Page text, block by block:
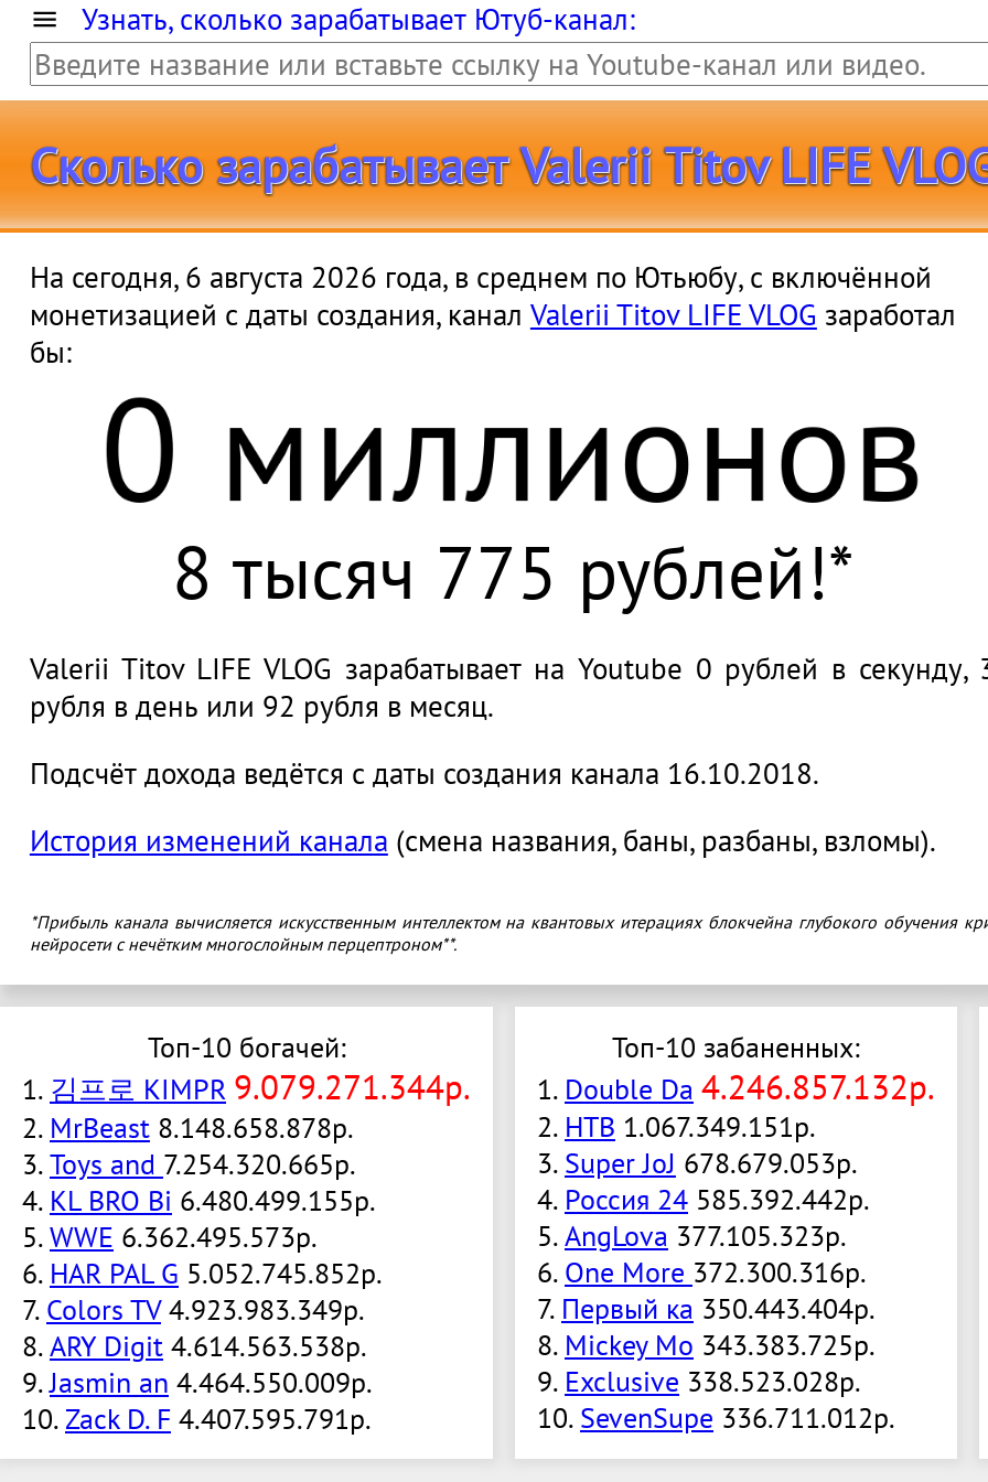
Узнать, сколько зарабатывает Ютуб-канал:
Сколько зарабатывает Valerii Titov LIFE
На сегодня, 6 августа 2026 года, в среднем по Ютьюбу, с включённой
монетизацией с даты создания, канал Valerii Titov LIFE VLOG заработал
бы:
0 миллионов
8 тысяч 775 рублей!*
Valerii Titov LIFE VLOG зарабатывает на Youtube 0 рублей в секунду,
рубля в день или 92 рубля в месяц.
Подсчёт дохода ведётся с даты создания канала 16.10.2018.
История изменений канала (смена названия, баны, разбаны, взломы).
*Прибыль канала вычисляется искусственным интеллектом на квантовых итерациях блокчейна глубокого обучения
нейросети с нечётким многослойным перцептроном**.
Топ-10 богачей:
1. 김프로 KIMPR 9.079.271.344р.
2. MrBeast 8.148.658.878р.
3.Toys and 7.254.320.665р.
4. KL BRO Bi 6.480.499.155р.
5.WWE 6.362.495.573р.
6. HAR PAL G 5.052.745.852р.
7. Colors TV 4.923.983.349р.
8.ARY Digit 4.614.563.538р.
9.Jasmin an 4.464.550.009р.
10. Zack D. F 4.407.595.791р.
Топ-10 забаненных:
1. Double Da 4.246.857.132р.
2. НТВ 1.067.349.151р.
3. Super JoJ 678.679.053р.
4. Россия 24 585.392.442р.
5.AngLova 377.105.323р.
6. One More 372.300.316р.
7. Первый ка 350.443.404р.
8. Mickey Mo 343.383.725р.
9. Exclusive 338.523.028р.
10. SevenSupe 336.711.012р.